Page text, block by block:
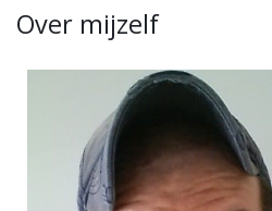
Over mijzelf